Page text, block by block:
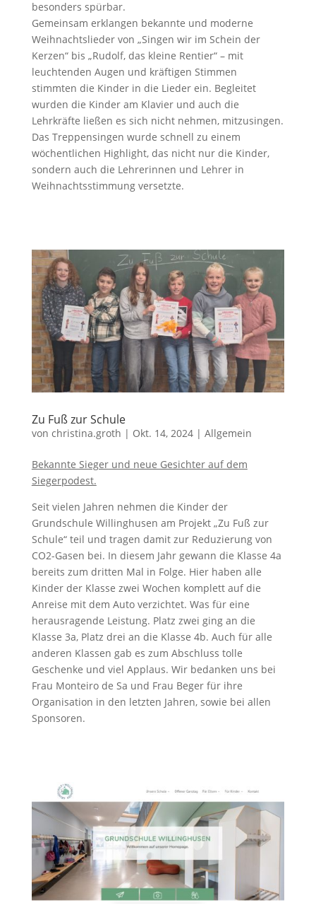
besonders spürbar.
Gemeinsam erklangen bekannte und moderne
Weihnachtslieder von „Singen wir im Schein der
Kerzen“ bis „Rudolf, das kleine Rentier“ – mit
leuchtenden Augen und kräftigen Stimmen
stimmten die Kinder in die Lieder ein. Begleitet
wurden die Kinder am Klavier und auch die
Lehrkräfte ließen es sich nicht nehmen, mitzusingen.
Das Treppensingen wurde schnell zu einem
wöchentlichen Highlight, das nicht nur die Kinder,
sondern auch die Lehrerinnen und Lehrer in
Weihnachtsstimmung versetzte.
Zu Fuß zur Schule
von christina.groth | Okt. 14, 2024| Allgemein
Bekannte Sieger und neue Gesichter auf dem
Siegerpodest.
Seit vielen Jahren nehmen die Kinder der
Grundschule Willinghusen am Projekt „Zu Fuß zur
Schule“ teil und tragen damit zur Reduzierung von
CO2-Gasen bei. In diesem Jahr gewann die Klasse 4a
bereits zum dritten Mal in Folge. Hier haben alle
Kinder der Klasse zwei Wochen komplett auf die
Anreise mit dem Auto verzichtet. Was für eine
herausragende Leistung. Platz zwei ging an die
Klasse 3a, Platz drei an die Klasse 4b. Auch für alle
anderen Klassen gab es zum Abschluss tolle
Geschenke und viel Applaus. Wir bedanken uns bei
Frau Monteiro de Sa und Frau Beger für ihre
Organisation in den letzten Jahren, sowie bei allen
Sponsoren.